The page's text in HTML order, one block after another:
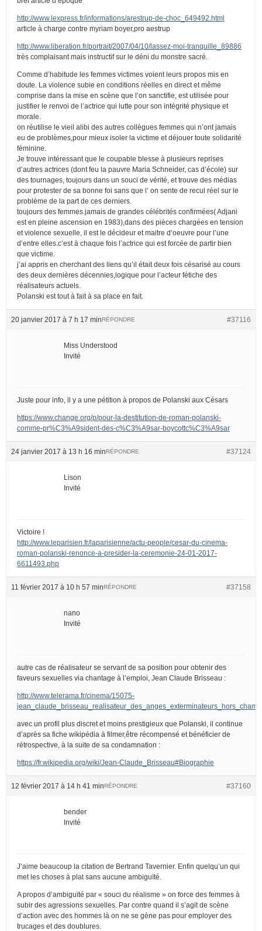
http://www.lexpress.fr/informations/arestrup-de-choc_649492.html
article à charge contre myriam boyer,pro aestrup
http://www.liberation.fr/portrait/2007/04/10/lassez-moi-tranquille_89886
très complaisant mais instructif sur le déni du monstre sacré.
Comme d’habitude les femmes victimes voient leurs propos mis en
doute. La violence subie en conditions réelles en direct et même
comprise dans la mise en scène que l’on sanctifie, est utilisée pour
justifier le renvoi de l’actrice qui lutte pour son intégrité physique et
morale.
on réutilise le vieil alibi des autres collègues femmes qui n’ont jamais
eu de problèmes,pour mieux isoler la victime et déjouer toute solidarité
féminine.
Je trouve intéressant que le coupable blesse à plusieurs reprises
d’autres actrices (dont feu la pauvre Maria Schneider, cas d’école) sur
des tournages, toujours dans un souci de vérité, et trouve des médias
pour protester de sa bonne foi sans que l’ on sente de recul réel sur le
problème de la part de ces derniers.
toujours des femmes.jamais de grandes célébrités confirmées( Adjani
est en pleine ascension en 1983),dans des pièces chargées en tension
et violence sexuelle, il est le décideur et maitre d’oeuvre pour l’une
d’entre elles.c’est à chaque fois l’actrice qui est forcée de partir bien
que victime.
j’ai appris en cherchant des liens qu’il était deux fois césarisé au cours
des deux dernières décennies,logique pour l’acteur fétiche des
réalisateurs actuels.
Polanski est tout à fait à sa place en fait.
20 janvier 2017 à 7 h 17 min #37116
RÉPONDRE
Miss Understood
Invité
Juste pour info, il y a une pétition à propos de Polanski aux Césars
https://www.change.org/p/pour-la-destitution-de-roman-polanski-
comme-pr%C3%A9sident-des-c%C3%A9sar-boycottc%C3%A9sar
24 janvier 2017 à 13 h 16 min #37124
RÉPONDRE
Lison
Invité
Victoire !
http://www.leparisien.fr/laparisienne/actu-people/cesar-du-cinema-
roman-polanski-renonce-a-presider-la-ceremonie-24-01-2017-
6611493.php
11 février 2017 à 10 h 57 min #37158
RÉPONDRE
nano
Invité
autre cas de réalisateur se servant de sa position pour obtenir des
faveurs sexuelles via chantage à l’emploi, Jean Claude Brisseau :
http://www.telerama.fr/cinema/15075-
avec un profil plus discret et moins prestigieux que Polanski, il continue
d’après sa fiche wikipédia à filmer,être récompensé et bénéficier de
rétrospective, à la suite de sa condamnation :
https://fr.wikipedia.org/wiki/Jean-Claude_Brisseau#Biographie
12 février 2017 à 14 h 41 min #37160
RÉPONDRE
bender
Invité
J’aime beaucoup la citation de Bertrand Tavernier. Enfin quelqu’un qui
met les choses à plat sans aucune ambiguïté.
A propos d’ambiguïté par « souci du réalisme » on force des femmes à
subir des agressions sexuelles. Par contre quand il s’agit de scène
d’action avec des hommes là on ne se gène pas pour employer des
trucages et des doublures.